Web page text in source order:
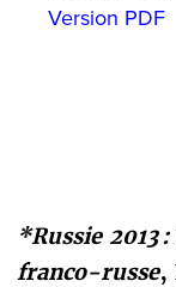
Version PDF
*Russie 2013
franco-russe,